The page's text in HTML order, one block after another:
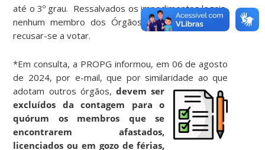
até o 3º grau. Ressalvados os impedimentos legais,
nenhum membro dos Órgãos Deliberativos pode
recusar-se a votar.
*Em consulta, a PROPG informou, em 06 de agosto
de 2024, por e-mail, que por similaridade ao que
adotam outros órgãos, devem ser
excluídos da contagem para o
quórum os membros que se
encontrarem afastados,
licenciados ou em gozo de férias,